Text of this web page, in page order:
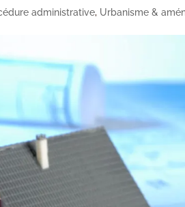
administrative, Urbanisme &